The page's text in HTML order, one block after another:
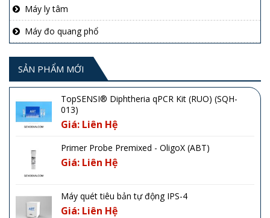
Máy ly tâm
Máy đo quang phổ
SẢN PHẨM MỚI
TopSENSI® Diphtheria qPCR Kit (RUO) (SQH-
013)
Giá: Liên Hệ
Primer Probe Premixed - OligoX (ABT)
Giá: Liên Hệ
Máy quét tiêu bản tự động IPS-4
Giá: Liên Hệ